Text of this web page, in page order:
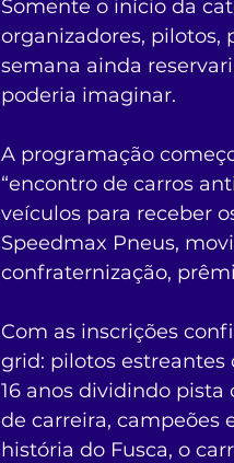
Somente o início da
organizadores, pilotos,
semana ainda
poderia imaginar.
A programação
“encontro de carros
veículos para receber
Speedmax Pneus,
confraternização,
Com as inscrições
grid: pilotos
16 anos dividindo
de carreira,
história do Fusca, o